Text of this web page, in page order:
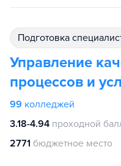
подготовка
Управление
процессов и
99 колледжей
3.18-4.94 проходной
2771 бюджетное место